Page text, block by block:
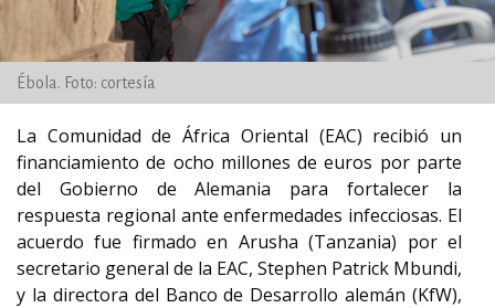
Ébola. Foto: cortesía
La Comunidad de África Oriental (EAC) recibió un
financiamiento de ocho millones de euros por parte
del Gobierno de Alemania para fortalecer la
respuesta regional ante enfermedades infecciosas. El
acuerdo fue firmado en Arusha (Tanzania) por el
secretario general de la EAC, Stephen Patrick Mbundi,
y la directora del Banco de Desarrollo alemán (KfW),